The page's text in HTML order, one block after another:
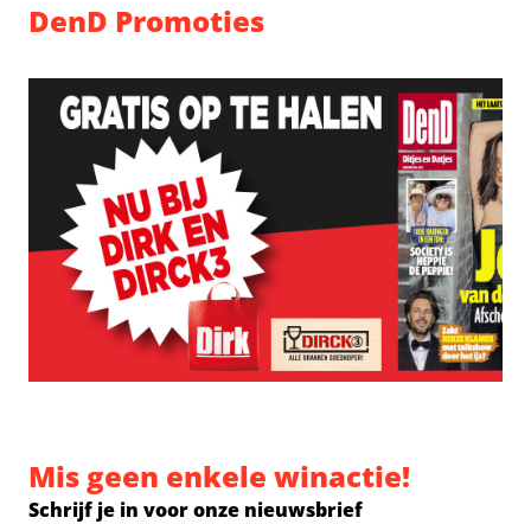
DenD Promoties
Mis geen enkele winactie!
Schrijf je in voor onze nieuwsbrief